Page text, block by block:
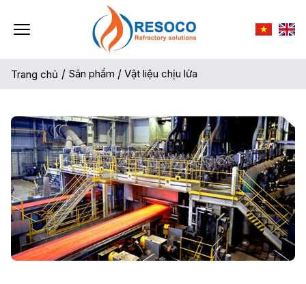
Trang chủ / Sản phẩm / Vật liệu chịu lửa